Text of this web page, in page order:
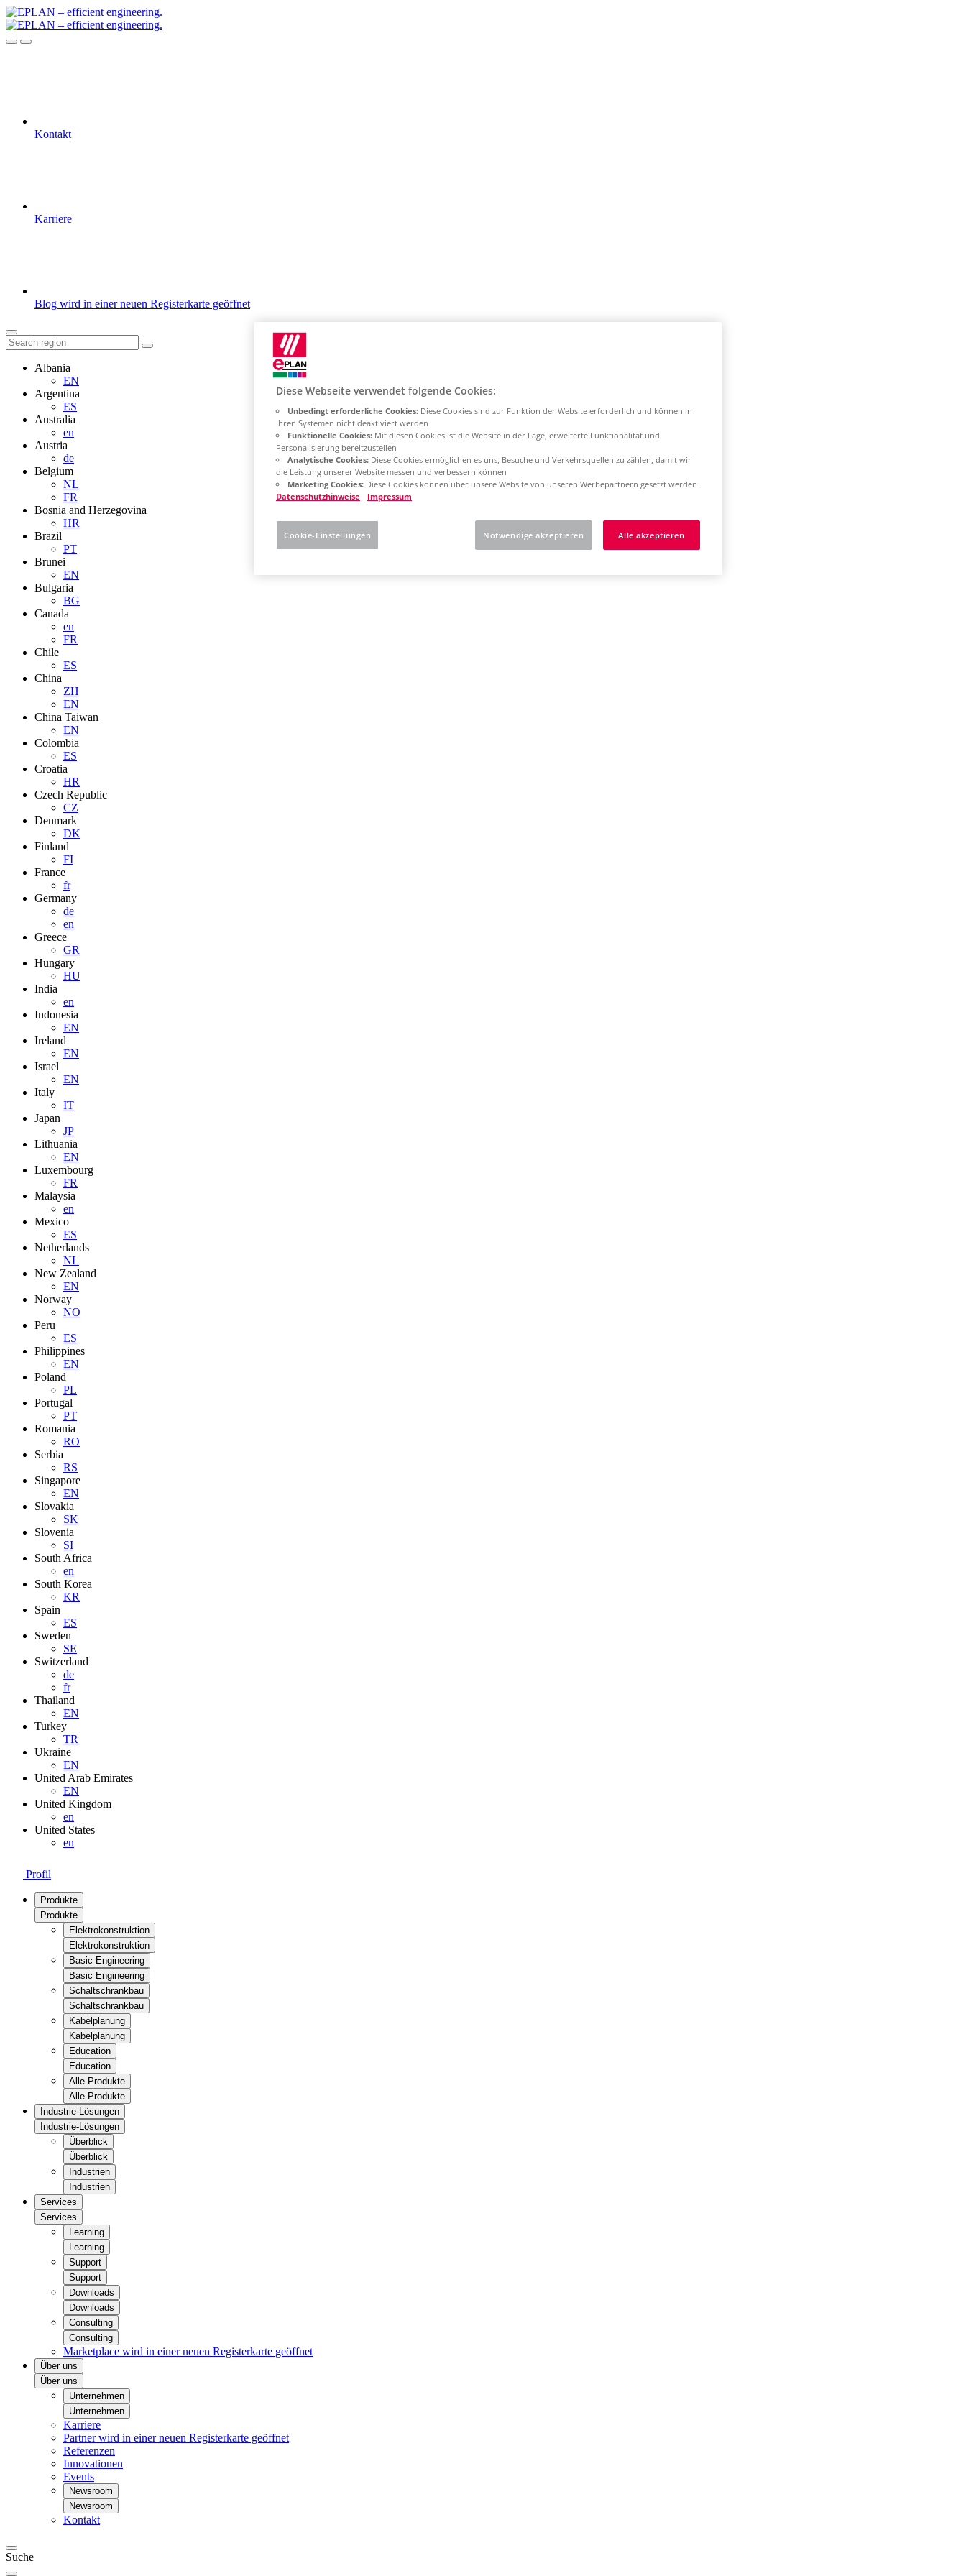
Kontakt
Karriere
Blog wird in einer neuen Registerkarte geöffnet
Albania
EN
Argentina
ES
Australia
en
Austria
de
Belgium
NL
FR
Bosnia and Herzegovina
HR
Brazil
PT
Brunei
EN
Bulgaria
BG
Canada
en
FR
Chile
ES
China
ZH
EN
China Taiwan
EN
Colombia
ES
Croatia
HR
Czech Republic
CZ
Denmark
DK
Finland
FI
France
fr
Germany
de
en
Greece
GR
Hungary
HU
India
en
Indonesia
EN
Ireland
EN
Israel
EN
Italy
IT
Japan
JP
Lithuania
EN
Luxembourg
FR
Malaysia
en
Mexico
ES
Netherlands
NL
New Zealand
EN
Norway
NO
Peru
ES
Philippines
EN
Poland
PL
Portugal
PT
Romania
RO
Serbia
RS
Singapore
EN
Slovakia
SK
Slovenia
SI
South Africa
en
South Korea
KR
Spain
ES
Sweden
SE
Switzerland
de
fr
Thailand
EN
Turkey
TR
Ukraine
EN
United Arab Emirates
EN
United Kingdom
en
United States
en
Profil
Produkte
Produkte
Elektrokonstruktion
Elektrokonstruktion
Basic Engineering
Basic Engineering
Schaltschrankbau
Schaltschrankbau
Kabelplanung
Kabelplanung
Education
Education
Alle Produkte
Alle Produkte
Industrie-Lösungen
Industrie-Lösungen
Überblick
Überblick
Industrien
Industrien
Services
Services
Learning
Learning
Support
Support
Downloads
Downloads
Consulting
Consulting
Marketplace wird in einer neuen Registerkarte geöffnet
Über uns
Über uns
Unternehmen
Unternehmen
Karriere
Partnerwird in einer neuen Registerkarte geöffnet
Referenzen
Innovationen
Events
Newsroom
Newsroom
Kontakt
Suche
Diese Webseite verwendet folgende Cookies:
Unbedingt erforderliche Cookies: Diese Cookies sind zur Funktion der Website erforderlich und können in
Ihren Systemen nicht deaktiviert werden
Funktionelle Cookies: Mit diesen Cookies ist die Website in der Lage, erweiterte Funktionalität und
Personalisierung bereitzustellen
Analytische Cookies: Diese Cookies ermöglichen es uns, Besuche und Verkehrsquellen zu zählen, damit wir
die Leistung unserer Website messen und verbessern können
Marketing Cookies: Diese Cookies können über unsere Website von unseren Werbepartnern gesetzt werden
Datenschutzhinweise
Impressum
Notwendige akzeptieren Alle akzeptieren
Cookie-Einstellungen